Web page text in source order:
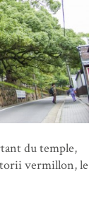
du temple,
torii vermillon, le